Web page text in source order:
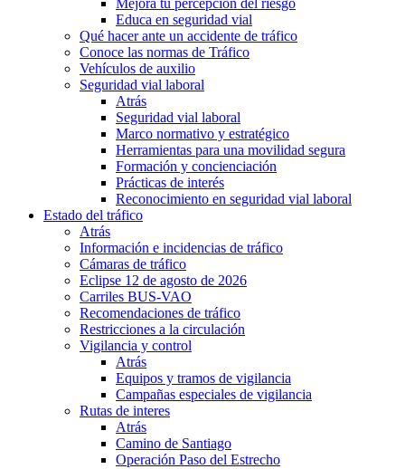
Mejora tu percepción del riesgo
Educa en seguridad vial
Qué hacer ante un accidente de tráfico
Conoce las normas de Tráfico
Vehículos de auxilio
Seguridad vial laboral
Atrás
Seguridad vial laboral
Marco normativo y estratégico
Herramientas para una movilidad segura
Formación y concienciación
Prácticas de interés
Reconocimiento en seguridad vial laboral
Estado del tráfico
Atrás
Información e incidencias de tráfico
Cámaras de tráfico
Eclipse 12 de agosto de 2026
Carriles BUS-VAO
Recomendaciones de tráfico
Restricciones a la circulación
Vigilancia y control
Atrás
Equipos y tramos de vigilancia
Campañas especiales de vigilancia
Rutas de interes
Atrás
Camino de Santiago
Operación Paso del Estrecho